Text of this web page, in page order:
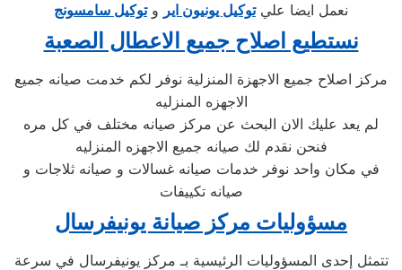
نعمل ايضا عليتوكيل يونيون اير وتوكيل سامسونج
نستطيع اصلاح جميع الاعطال الصعبة
مركز اصلاح جميع الاجهزة المنزلية نوفر لكم خدمت صيانه جميع
الاجهزه المنزليه
لم يعد عليك الان البحث عن مركز صيانه مختلف في كل مره
فنحن نقدم لك صيانه جميع الاجهزه المنزليه
في مكان واحد نوفر خدمات صيانه غسالات و صيانه ثلاجات و
صيانه تكييفات
مسؤوليات مركز صيانة يونيفرسال
تتمثل إحدى المسؤوليات الرئيسية بـ مركز يونيفرسال في سرعة